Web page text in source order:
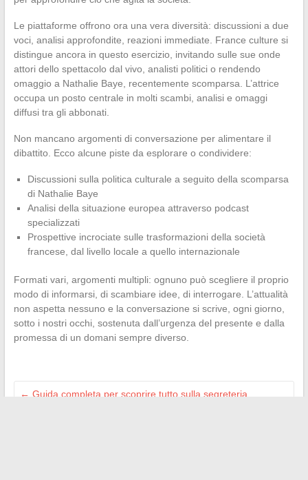
Le piattaforme offrono ora una vera diversità: discussioni a due
voci, analisi approfondite, reazioni immediate. France culture si
distingue ancora in questo esercizio, invitando sulle sue onde
attori dello spettacolo dal vivo, analisti politici o rendendo
omaggio a Nathalie Baye, recentemente scomparsa. L’attrice
occupa un posto centrale in molti scambi, analisi e omaggi
diffusi tra gli abbonati.
Non mancano argomenti di conversazione per alimentare il
dibattito. Ecco alcune piste da esplorare o condividere:
Discussioni sulla politica culturale a seguito della scomparsa
di Nathalie Baye
Analisi della situazione europea attraverso podcast
specializzati
Prospettive incrociate sulle trasformazioni della società
francese, dal livello locale a quello internazionale
Formati vari, argomenti multipli: ognuno può scegliere il proprio
modo di informarsi, di scambiare idee, di interrogare. L’attualità
non aspetta nessuno e la conversazione si scrive, ogni giorno,
sotto i nostri occhi, sostenuta dall’urgenza del presente e dalla
promessa di un domani sempre diverso.
← Guida completa per scoprire tutto sulla segreteria